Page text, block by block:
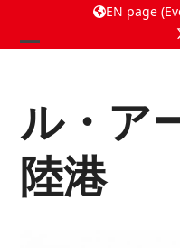
EN page
menu
menu
ル・ア
陸港